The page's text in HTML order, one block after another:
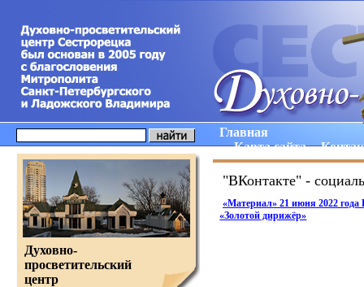
Главная
Карта сайта
"ВКонтакте" -
«Материал» 21 июня 2022 года
«Золотой дирижёр»
Духовно-
просветительский
центр